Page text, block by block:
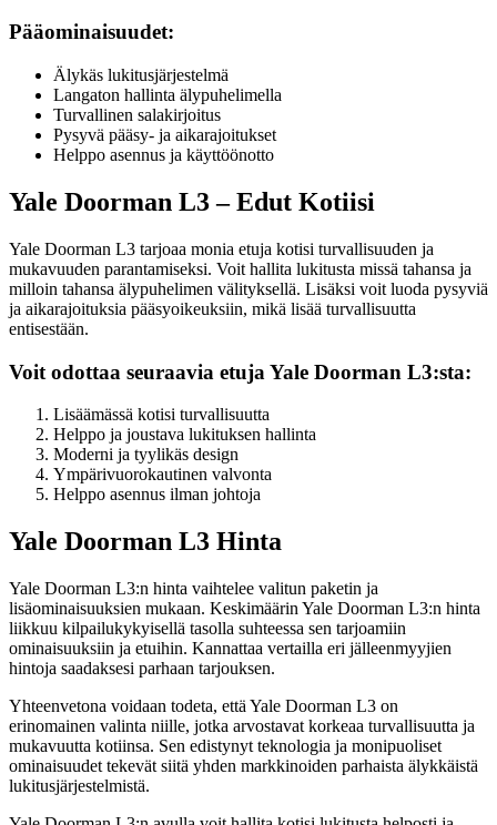
Pääominaisuudet:
Älykäs lukitusjärjestelmä
Langaton hallinta älypuhelimella
Turvallinen salakirjoitus
Pysyvä pääsy- ja aikarajoitukset
Helppo asennus ja käyttöönotto
Yale Doorman L3 – Edut Kotiisi
Yale Doorman L3 tarjoaa monia etuja kotisi turvallisuuden ja
mukavuuden parantamiseksi. Voit hallita lukitusta missä tahansa ja
milloin tahansa älypuhelimen välityksellä. Lisäksi voit luoda pysyviä
ja aikarajoituksia pääsyoikeuksiin, mikä lisää turvallisuutta
entisestään.
Voit odottaa seuraavia etuja Yale Doorman L3:sta:
Lisäämässä kotisi turvallisuutta
Helppo ja joustava lukituksen hallinta
Moderni ja tyylikäs design
Ympärivuorokautinen valvonta
Helppo asennus ilman johtoja
Yale Doorman L3 Hinta
Yale Doorman L3:n hinta vaihtelee valitun paketin ja
lisäominaisuuksien mukaan. Keskimäärin Yale Doorman L3:n hinta
liikkuu kilpailukykyisellä tasolla suhteessa sen tarjoamiin
ominaisuuksiin ja etuihin. Kannattaa vertailla eri jälleenmyyjien
hintoja saadaksesi parhaan tarjouksen.
Yhteenvetona voidaan todeta, että Yale Doorman L3 on
erinomainen valinta niille, jotka arvostavat korkeaa turvallisuutta ja
mukavuutta kotiinsa. Sen edistynyt teknologia ja monipuoliset
ominaisuudet tekevät siitä yhden markkinoiden parhaista älykkäistä
lukitusjärjestelmistä.